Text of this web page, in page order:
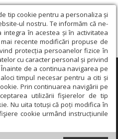
tip cookie pentru a personaliza și
ul nostru. Te informăm că ne-
în acestea și în activitatea
recente modificări propuse de
protecția persoanelor fizice în
cu caracter personal și privind
de a continua navigarea pe
timpul necesar pentru a citi și
Prin continuarea navigării pe
utilizării fişierelor de tip
Nu uita totuși că poți modifica în
cookie urmând instrucțiunile
×